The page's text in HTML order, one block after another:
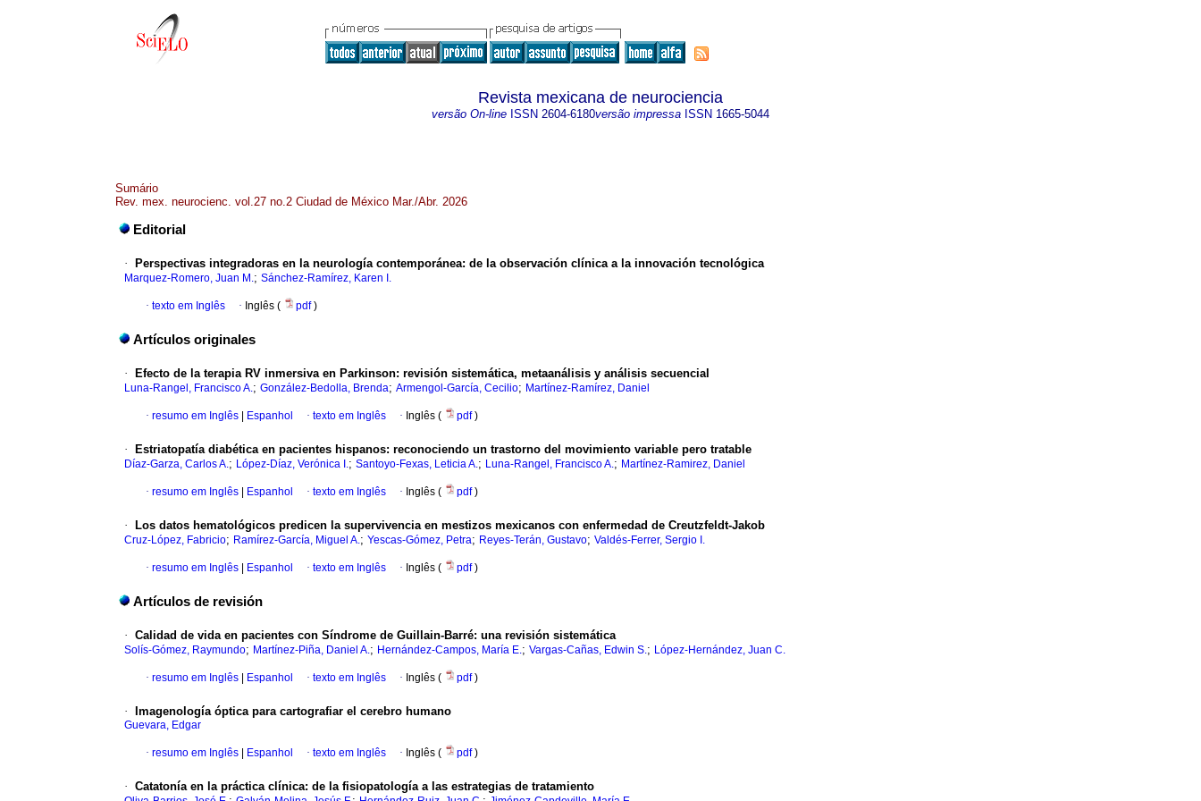
Revista mexicana de neurociencia
versão On-line ISSN 2604-6180versão impressa ISSN 1665-5044
Sumário
Rev. mex. neurocienc. vol.27 no.2 Ciudad de México Mar./Abr. 2026
Editorial
· Perspectivas integradoras en la neurología contemporánea: de la observación clínica a la innovación tecnológica
Marquez-Romero, Juan M.; Sánchez-Ramírez, Karen I.
· texto em Inglês · Inglês ( pdf)
Artículos originales
· Efecto de la terapia RV inmersiva en Parkinson: revisión sistemática, metaanálisis y análisis secuencial
Luna-Rangel, Francisco A.; González-Bedolla, Brenda; Armengol-García, Cecilio; Martínez-Ramírez, Daniel
· resumo em Inglês Espanhol · texto em Inglês · Inglês ( pdf)
· Estriatopatía diabética en pacientes hispanos: reconociendo un trastorno del movimiento variable pero tratable
Díaz-Garza, Carlos A.; López-Díaz, Verónica I.; Santoyo-Fexas, Leticia A.; Luna-Rangel, Francisco A.; Martínez-Ramirez, Daniel
· resumo em Inglês Espanhol · texto em Inglês · Inglês ( pdf)
· Los datos hematológicos predicen la supervivencia en mestizos mexicanos con enfermedad de Creutzfeldt-Jakob
Cruz-López, Fabricio; Ramírez-García, Miguel A.; Yescas-Gómez, Petra; Reyes-Terán, Gustavo; Valdés-Ferrer, Sergio I.
· resumo em Inglês Espanhol · texto em Inglês · Inglês ( pdf)
Artículos de revisión
· Calidad de vida en pacientes con Síndrome de Guillain-Barré: una revisión sistemática
Solís-Gómez, Raymundo; Martínez-Piña, Daniel A.; Hernández-Campos, María E.; Vargas-Cañas, Edwin S.; López-Hernández, Juan C.
· resumo em Inglês Espanhol · texto em Inglês · Inglês ( pdf)
· Imagenología óptica para cartografiar el cerebro humano
Guevara, Edgar
· resumo em Inglês Espanhol · texto em Inglês · Inglês ( pdf)
· Catatonía en la práctica clínica: de la fisiopatología a las estrategias de tratamiento